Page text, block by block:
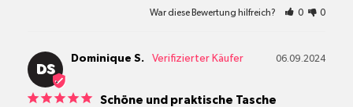
War diese Bewertung hilfreich? 0 0
DS
06.09.2024
Dominique S.
Schöne und praktische Tasche